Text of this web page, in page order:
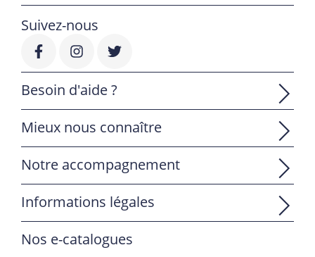
Suivez-nous
Besoin d'aide ?
Mieux nous connaître
Notre accompagnement
Informations légales
Nos e-catalogues